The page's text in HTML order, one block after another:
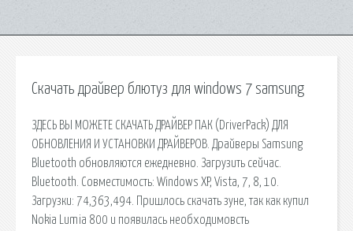
Скачать драйвер блютуз для windows 7 samsung
ЗДЕСЬ ВЫ МОЖЕТЕ СКАЧАТЬ ДРАЙВЕР ПАК (DriverPack) ДЛЯ
ОБНОВЛЕНИЯ И УСТАНОВКИ ДРАЙВЕРОВ. Драйверы Samsung
Bluetooth обновляются ежедневно. Загрузить сейчас.
Bluetooth. Совместимость: Windows XP, Vista, 7, 8, 10.
Загрузки: 74,363,494. Пришлось скачать зуне, так как купил
Nokia Lumia 800 и появилась необходимовсть